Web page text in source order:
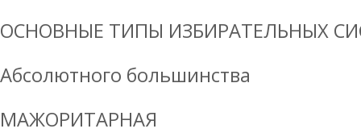
ОСНОВНЫЕ ТИПЫ ИЗБИРАТЕЛЬНЫХ
Абсолютного большинства
МАЖОРИТАРНАЯ